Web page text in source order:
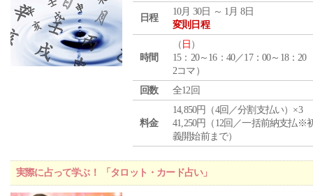
日程
10月 30日 ～ 1月 8日
変則日程
時間
（ 日 ）
15：20～16：40／17：00～18：20
2コマ）
回数
全12回
料金
14,850円（4回／分割支払い）×3
41,250円（12回／一括前納支払※
義開始前まで）
実際に占って学ぶ！ 「タロット・カード占い」